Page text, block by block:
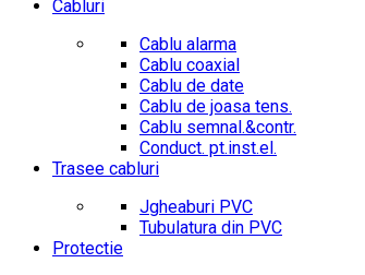
Cabluri
Cablu alarma
Cablu coaxial
Cablu de date
Cablu de joasa tens.
Cablu semnal.&contr.
Conduct. pt.inst.el.
Trasee cabluri
Jgheaburi PVC
Tubulatura din PVC
Protectie